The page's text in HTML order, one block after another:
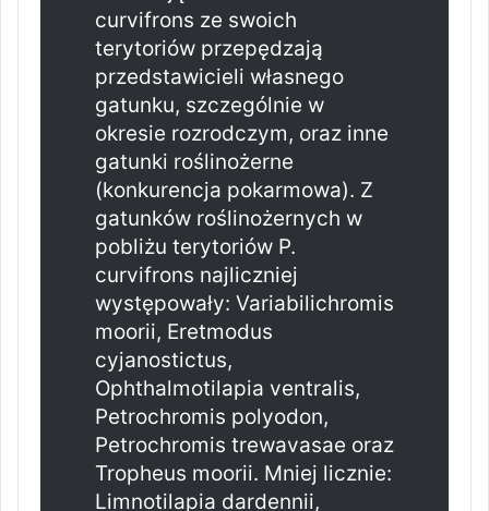
curvifrons ze swoich
terytoriów przepędzają
przedstawicieli własnego
gatunku, szczególnie w
okresie rozrodczym, oraz inne
gatunki roślinożerne
(konkurencja pokarmowa). Z
gatunków roślinożernych w
pobliżu terytoriów P.
curvifrons najliczniej
występowały: Variabilichromis
moorii, Eretmodus
cyjanostictus,
Ophthalmotilapia ventralis,
Petrochromis polyodon,
Petrochromis trewavasae oraz
Tropheus moorii. Mniej licznie:
Limnotilapia dardennii,